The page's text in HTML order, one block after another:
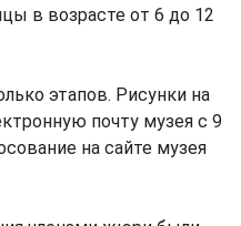
в возрасте от 6 до 12
этапов. Рисунки на
почту музея с 9
на сайте музея